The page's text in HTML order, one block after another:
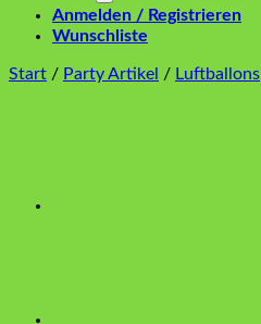
Anmelden / Registrieren
Wunschliste
Start / Party Artikel / Luftballons